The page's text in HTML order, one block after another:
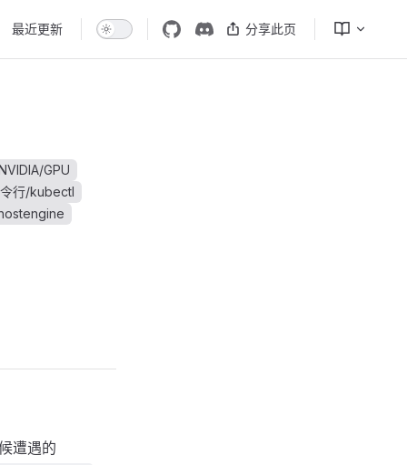
最近更新 分享此页
GPU
行/kubectl
遭遇的